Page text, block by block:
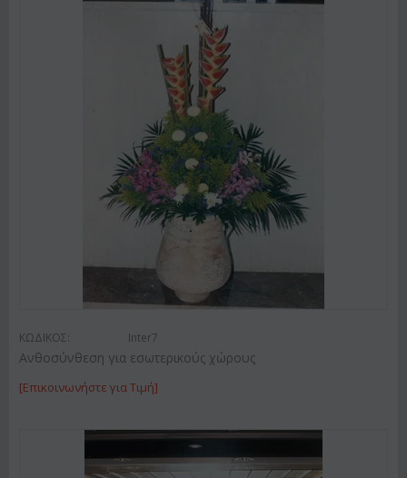
ΚΩΔΙΚΟΣ: Inter7
Ανθοσύνθεση για εσωτερικούς χώρους
[Επικοινωνήστε για Τιμή]